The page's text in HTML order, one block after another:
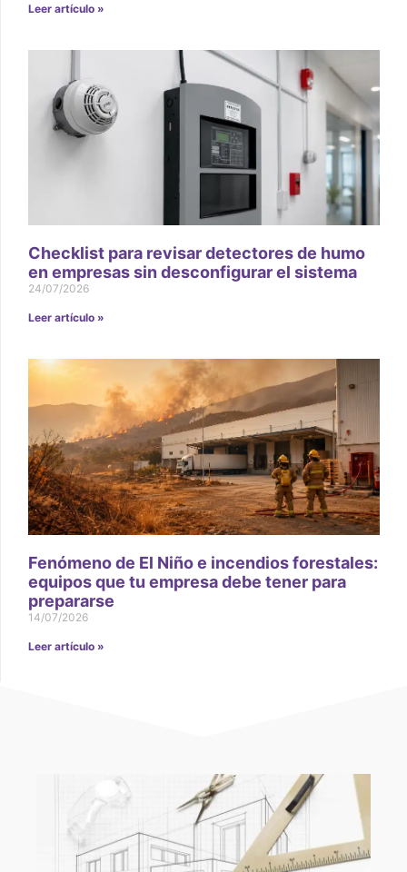
Leer artículo »
Checklist para revisar detectores de humo
en empresas sin desconfigurar el sistema
24/07/2026
Leer artículo »
Fenómeno de El Niño e incendios forestales:
equipos que tu empresa debe tener para
prepararse
14/07/2026
Leer artículo »